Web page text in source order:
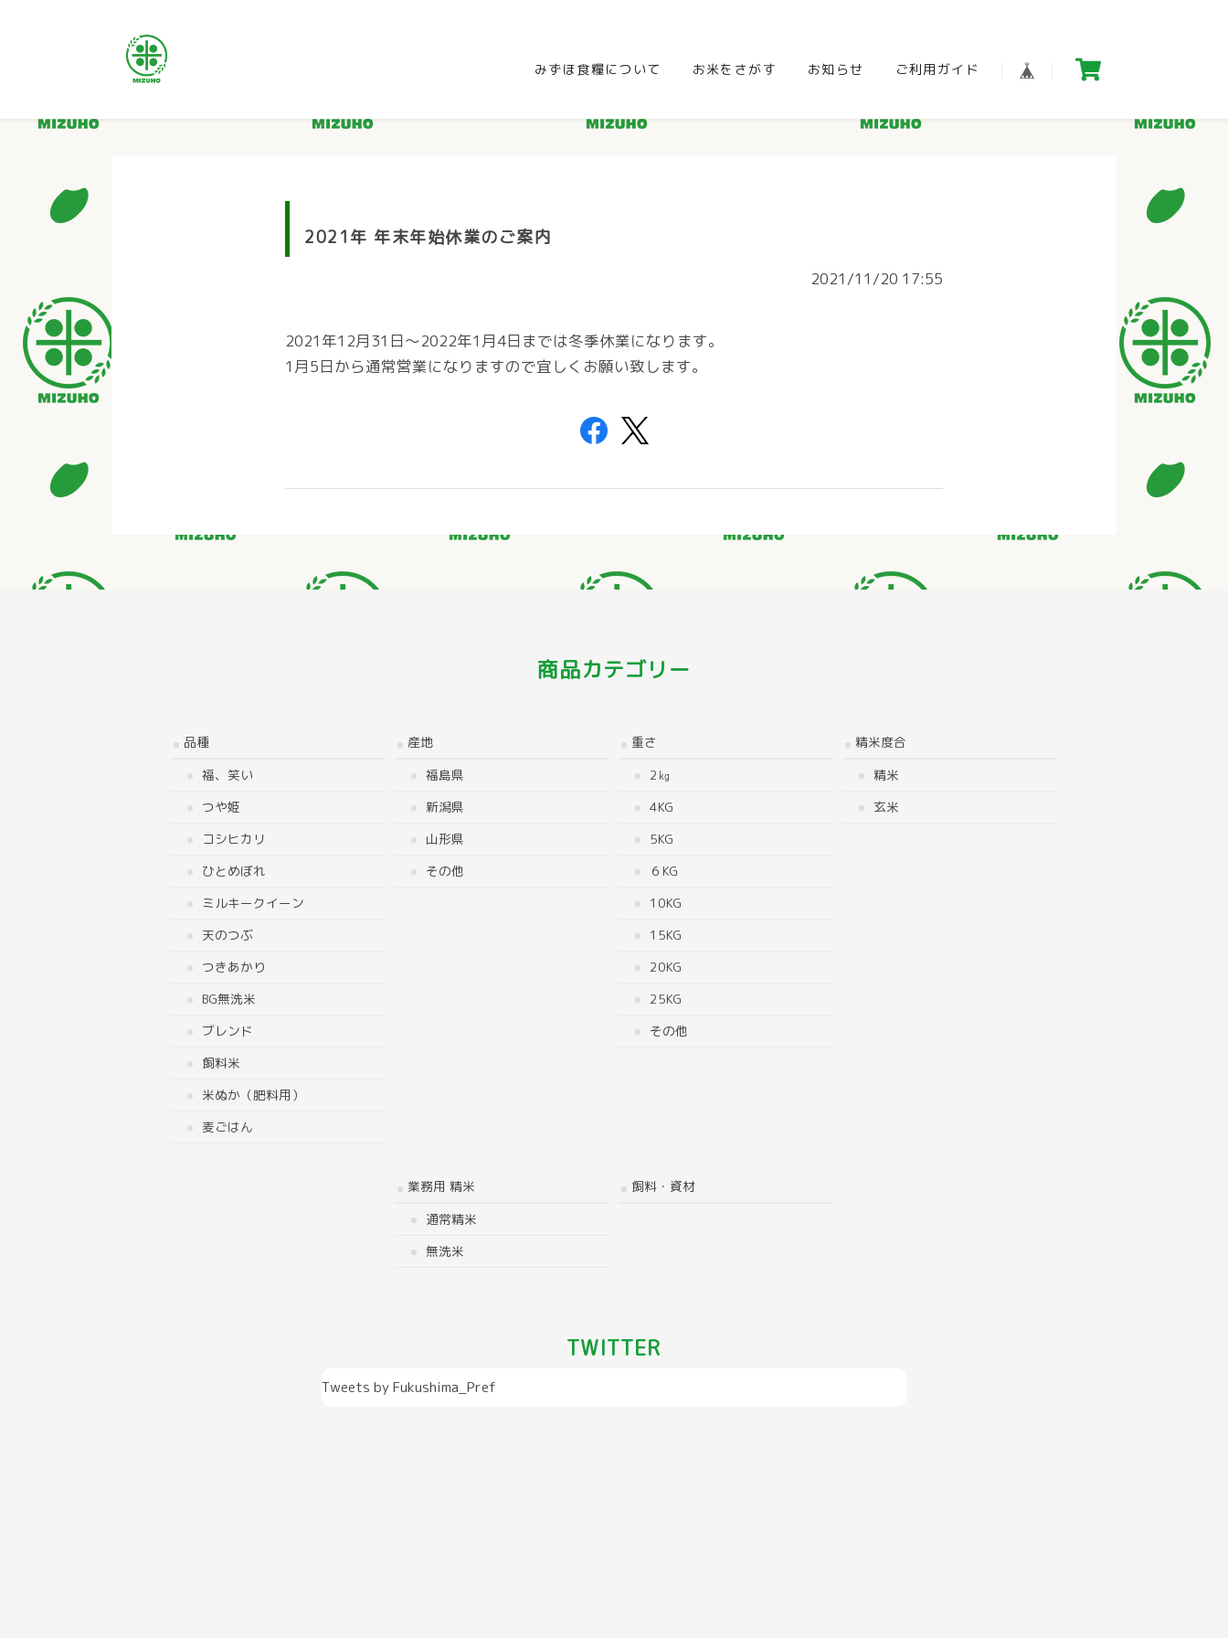
みずほ食糧について お米をさがす お知らせ ご利用ガイド
2021年 年末年始休業のご案内
2021/11/20 17:55
2021年12月31日～2022年1月4日までは冬季休業になります。
1月5日から通常営業になりますので宜しくお願い致します。
商品カテゴリー
品種
福、笑い
つや姫
コシヒカリ
ひとめぼれ
ミルキークイーン
天のつぶ
つきあかり
BG無洗米
ブレンド
飼料米
米ぬか（肥料用）
麦ごはん
産地
福島県
新潟県
山形県
その他
重さ
2㎏
4KG
5KG
６KG
10KG
15KG
20KG
25KG
その他
精米度合
精米
玄米
業務用 精米
通常精米
無洗米
飼料・資材
TWITTER
Tweets by Fukushima_Pref